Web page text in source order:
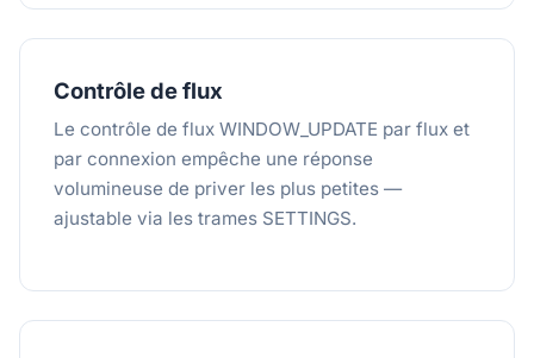
Contrôle de flux
Le contrôle de flux WINDOW_UPDATE par flux et
par connexion empêche une réponse
volumineuse de priver les plus petites —
ajustable via les trames SETTINGS.